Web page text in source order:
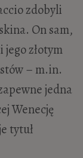
zdobyli
On sam,
złotym
– m.in.
jedna
Wenecję
tytuł